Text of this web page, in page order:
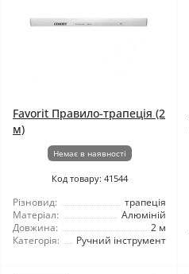
Favorit Правило-трапеція (2
м)
Немає в наявності
Код товару: 41544
Різновид:
трапеція
Матеріал:
Алюміній
Довжина:
2 м
Категорія:
Ручний інструмент